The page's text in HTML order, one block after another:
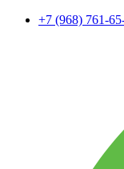
+7 (968) 761-